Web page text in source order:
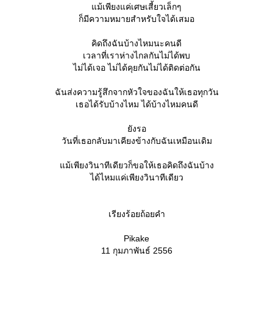
ม้เพียงแค่เศษเสี้ยวเล็กๆ
ก็มีความหมายสำหรับใจได้เสมอ
คิดถึงฉันบ้างไหมนะคนดี
เวลาที่เราห่างไกลกันไม่ได้พบ
ไม่ได้เจอ ไม่ได้คุยกันไม่ได้ติดต่อกัน
ฉันส่งความรู้สึกจากหัวใจของฉันให้เธอทุกวัน
เธอได้รับบ้างไหม ได้บ้างไหมคนดี
ังรอ
วันที่เธอกลับมาเคียงข้างกับฉันเหมือนเดิม
ม้เพียงวินาทีเดียวก็ขอให้เธอคิดถึงฉันบ้าง
ได้ไหมแค่เพียงวินาทีเดียว
เรียงร้อยถ้อยคำ
Pikake
11 กุมภาพันธ์ 2556